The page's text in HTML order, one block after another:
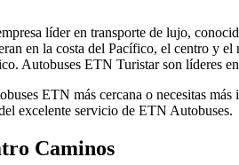
líder en transporte de lujo,
en la costa del Pacífico, el centro
Autobuses ETN Turistar son líderes
ETN más cercana o necesitas
excelente servicio de ETN Autobuses.
Caminos